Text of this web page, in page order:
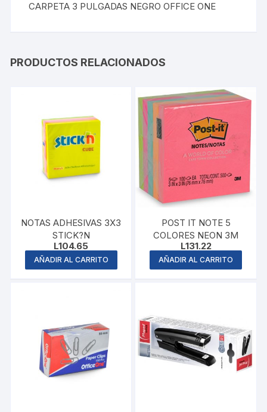
CARPETA 3 PULGADAS NEGRO OFFICE ONE
PRODUCTOS RELACIONADOS
NOTAS ADHESIVAS 3X3
STICK?N
L104.65
AÑADIR AL CARRITO
POST IT NOTE 5
COLORES NEON 3M
L131.22
AÑADIR AL CARRITO